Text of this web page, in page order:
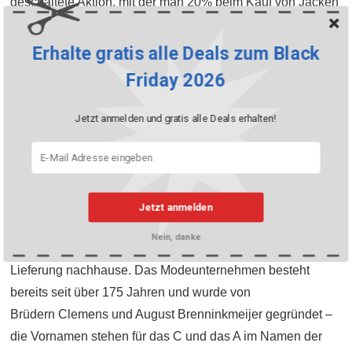
und Mänteln sparen konnte. Der Rabatt ist derselbe wie am
Black Friday, aber es wurde nicht das gesamte Sortiment
rabattiert. Wer gerade keine Jacken oder Mäntel gekauft
hat, ging leer aus. Deshalb lohnt es sich auf den November
Das macht C&A als Händler aus
Insgesamt beschäftigt C&A über 31’000 Menschen in
Europa (Stand 2020). Seit 2014 gibt’s das C&A Modehaus
Lieferung nachhause. Das Modeunternehmen besteht
bereits seit über 175 Jahren und wurde von
Brüdern Clemens und August Brenninkmeijer gegründet –
die Vornamen stehen für das C und das A im Namen der
Jetzt anmelden
Erhalte gratis alle Deals zum Black
Friday 2026
Jetzt anmelden und gratis alle Deals erhalten!
Nein, danke